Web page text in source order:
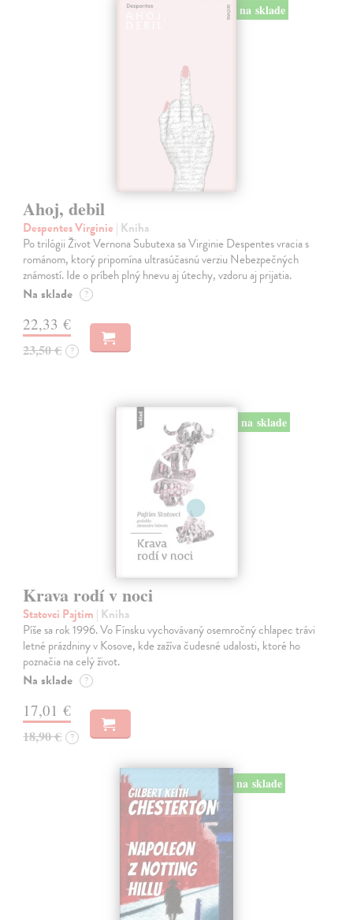
na sklade
Ahoj, debil
Despentes Virginie | Kniha
Po trilógii Život Vernona Subutexa sa Virginie Despentes vracia s
románom, ktorý pripomína ultrasúčasnú verziu Nebezpečných
známostí. Ide o príbeh plný hnevu aj útechy, vzdoru aj prijatia.
Na sklade ?
22,33 €
23,50 € ?
na sklade
Krava rodí v noci
Statovci Pajtim | Kniha
Píše sa rok 1996. Vo Fínsku vychovávaný osemročný chlapec trávi
letné prázdniny v Kosove, kde zažíva čudesné udalosti, ktoré ho
poznačia na celý život.
Na sklade ?
17,01 €
18,90 € ?
na sklade